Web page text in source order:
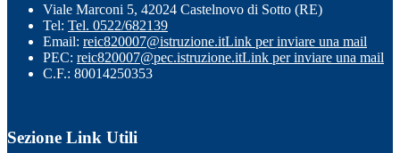
Viale Marconi 5, 42024 Castelnovo di Sotto (RE)
Tel: Tel. 0522/682139
Email: reic820007@istruzione.itLink per inviare una mail
PEC: reic820007@pec.istruzione.itLink per inviare una mail
C.F.: 80014250353
Sezione Link Utili